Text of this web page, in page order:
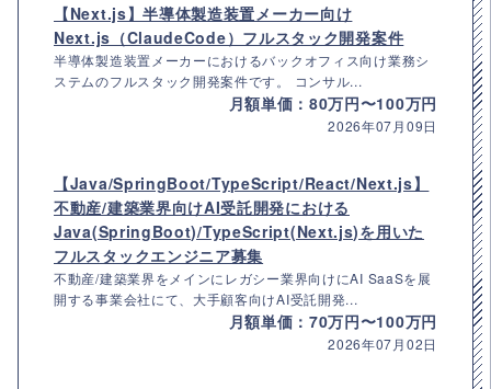
【Next.js】半導体製造装置メーカー向け
Next.js（ClaudeCode）フルスタック開発案件
半導体製造装置メーカーにおけるバックオフィス向け業務シ
ステムのフルスタック開発案件です。 コンサル...
月額単価：80万円〜100万円
2026年07月09日
【Java/SpringBoot/TypeScript/React/Next.js】
不動産/建築業界向けAI受託開発における
Java(SpringBoot)/TypeScript(Next.js)を用いた
フルスタックエンジニア募集
不動産/建築業界をメインにレガシー業界向けにAI SaaSを展
開する事業会社にて、大手顧客向けAI受託開発...
月額単価：70万円〜100万円
2026年07月02日